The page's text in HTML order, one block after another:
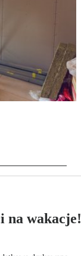
na wakacje!